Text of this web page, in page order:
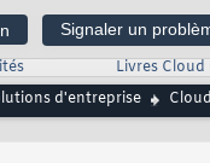
Signaler un
Livres
d'entreprise